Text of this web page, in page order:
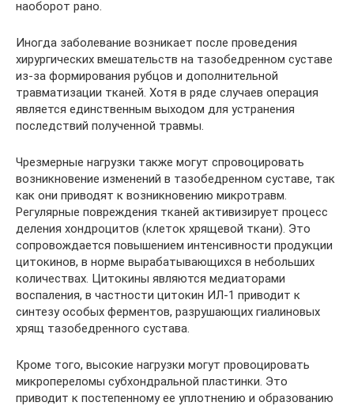
наоборот рано.
Иногда заболевание возникает после проведения
хирургических вмешательств на тазобедренном суставе
из-за формирования рубцов и дополнительной
травматизации тканей. Хотя в ряде случаев операция
является единственным выходом для устранения
последствий полученной травмы.
Чрезмерные нагрузки также могут спровоцировать
возникновение изменений в тазобедренном суставе, так
как они приводят к возникновению микротравм.
Регулярные повреждения тканей активизирует процесс
деления хондроцитов (клеток хрящевой ткани). Это
сопровождается повышением интенсивности продукции
цитокинов, в норме вырабатывающихся в небольших
количествах. Цитокины являются медиаторами
воспаления, в частности цитокин ИЛ-1 приводит к
синтезу особых ферментов, разрушающих гиалиновых
хрящ тазобедренного сустава.
Кроме того, высокие нагрузки могут провоцировать
микропереломы субхондральной пластинки. Это
приводит к постепенному ее уплотнению и образованию